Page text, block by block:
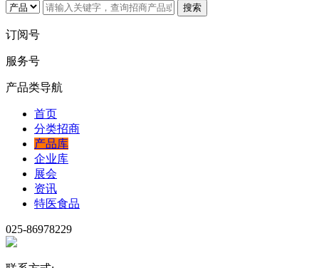
搜索
订阅号
服务号
产品类导航
首页
分类招商
产品库
企业库
展会
资讯
特医食品
025-86978229